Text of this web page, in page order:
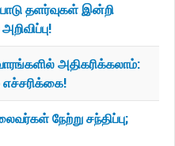
தளர்வுகள் இன்றி
வாரங்களில் அதிகரிக்கலாம்:
எச்சரிக்கை!
நேற்று சந்திப்பு;